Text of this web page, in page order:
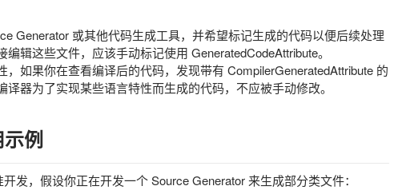
Generator 或其他代码生成工具，并希望标记生成的代码以便后续处理
编辑这些文件，应该手动标记使用 GeneratedCodeAttribute。
，如果你在查看编译后的代码，发现带有 CompilerGeneratedAttribute的
译器为了实现某些语言特性而生成的代码，不应被手动修改。
例
发，假设你正在开发一个 Source Generator 来生成部分类文件：